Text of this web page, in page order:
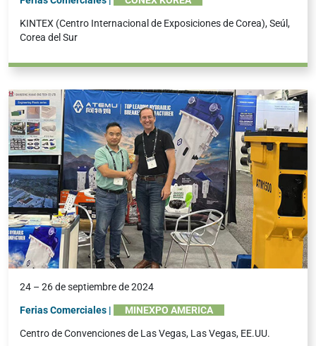
KINTEX (Centro Internacional de Exposiciones de Corea), Seúl,
Corea del Sur
24 – 26 de septiembre de 2024
Ferias Comerciales | MINEXPO AMERICA
Centro de Convenciones de Las Vegas, Las Vegas, EE.UU.